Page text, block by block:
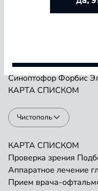
Аппаратное лечение
Прием врача-
Магнитотерапия
СиноптофорФорбис
КАРТА СПИСКОМ
Чистополь
КАРТА СПИСКОМ
Проверка зрения
Аппаратное лечение
Прием врача-
Покупайте
размер